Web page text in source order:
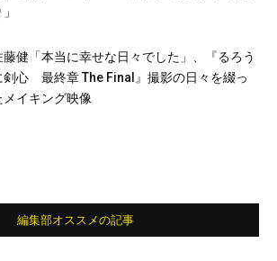
藤健「本当に幸せな日々でした」、『るろう
剣心 最終章 The Final』撮影の日々を綴っ
メイキング映像
編集部オススメの記事